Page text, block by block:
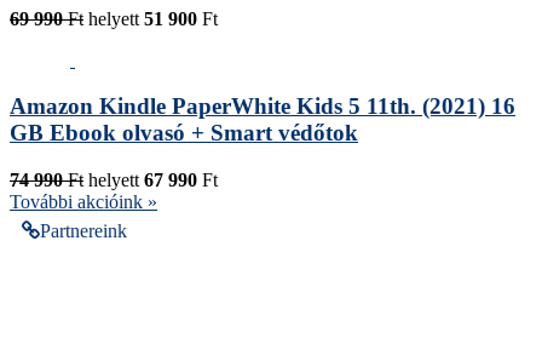
69 990 Ft helyett 51 900 Ft
Amazon Kindle PaperWhite Kids 5 11th. (2021) 16
GB Ebook olvasó + Smart védőtok
74 990 Ft helyett 67 990 Ft
További akcióink »
Partnereink